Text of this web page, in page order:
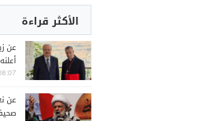
الأكثر قراءة
عن
| 2026-08-08
عن